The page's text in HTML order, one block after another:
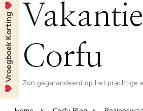
Vakantie
Corfu
Zon gegarandeerd op het prachtige
Vroegboek Korting